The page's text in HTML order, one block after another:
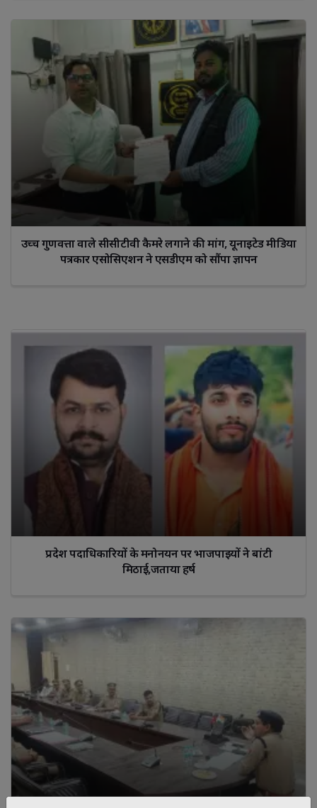
उच्च गुणवत्ता वाले सीसीटीवी कैमरे लगाने की मांग, यूनाइटेड मीडिया
पत्रकार एसोसिएशन ने एसडीएम को सौंपा ज्ञापन
प्रदेश पदाधिकारियों के मनोनयन पर भाजपाइयों ने बांटी
मिठाई,जताया हर्ष